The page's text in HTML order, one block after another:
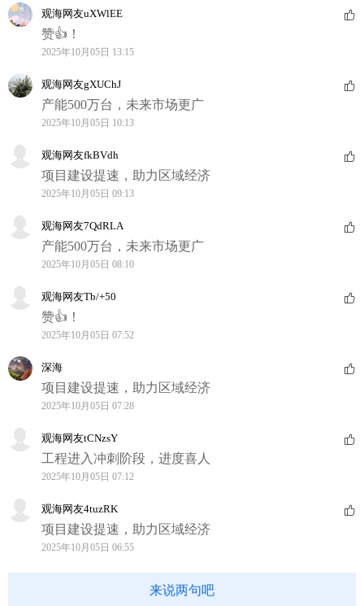
观海网友uXWlEE
赞👍！
2025年10月05日 13:15
观海网友gXUChJ
产能500万台，未来市场更广
2025年10月05日 10:13
观海网友fkBVdh
项目建设提速，助力区域经济
2025年10月05日 09:13
观海网友7QdRLA
产能500万台，未来市场更广
2025年10月05日 08:10
观海网友Tb/+50
赞👍！
2025年10月05日 07:52
深海
项目建设提速，助力区域经济
2025年10月05日 07:28
观海网友tCNzsY
工程进入冲刺阶段，进度喜人
2025年10月05日 07:12
观海网友4tuzRK
项目建设提速，助力区域经济
2025年10月05日 06:55
来说两句吧